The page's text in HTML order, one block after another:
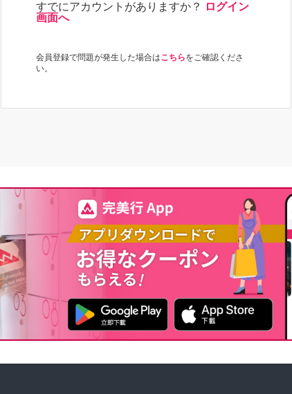
すでにアカウントがありますか？
ログイン
画面へ
会員登録で問題が発生した場合はこちらをご確認くださ
い。